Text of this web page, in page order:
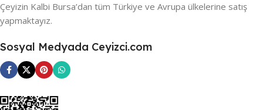
Çeyizin Kalbi Bursa’dan tüm Türkiye ve Avrupa ülkelerine satış
yapmaktayız.
Sosyal Medyada Ceyizci.com